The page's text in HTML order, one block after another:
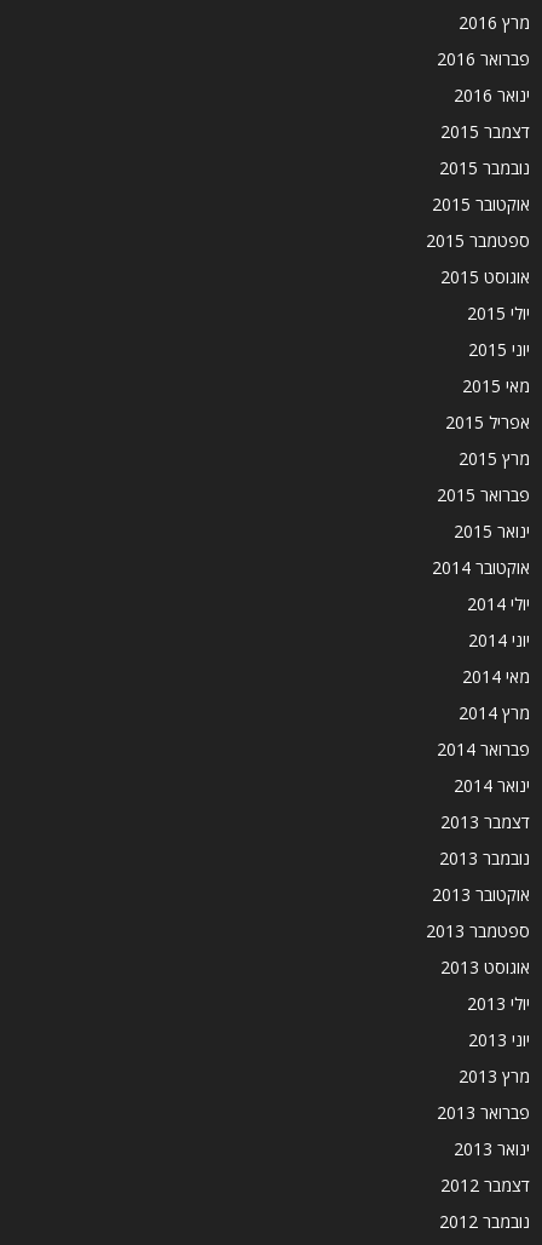
מרץ 2016
פברואר 2016
ינואר 2016
דצמבר 2015
נובמבר 2015
אוקטובר 2015
ספטמבר 2015
אוגוסט 2015
יולי 2015
יוני 2015
מאי 2015
אפריל 2015
מרץ 2015
פברואר 2015
ינואר 2015
אוקטובר 2014
יולי 2014
יוני 2014
מאי 2014
מרץ 2014
פברואר 2014
ינואר 2014
דצמבר 2013
נובמבר 2013
אוקטובר 2013
ספטמבר 2013
אוגוסט 2013
יולי 2013
יוני 2013
מרץ 2013
פברואר 2013
ינואר 2013
דצמבר 2012
נובמבר 2012